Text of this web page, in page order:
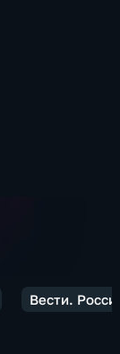
Вести.